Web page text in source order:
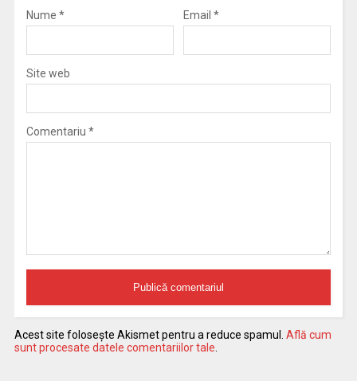
Nume * Email *
Site web
Comentariu *
Acest site folosește Akismet pentru a reduce spamul. Află cum
sunt procesate datele comentariilor tale